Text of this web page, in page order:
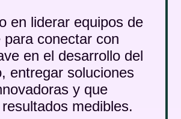
en liderar equipos de
para conectar con
en el desarrollo del
entregar soluciones
y que
medibles.